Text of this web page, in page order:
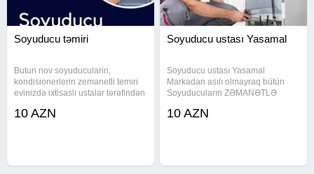
Soyuducu təmiri
Butun nov soyuducularin,
kondisionerlerin zemanetli temiri
evinizdə ixtisaslı ustalar tərəfindən
təmir. BEYNI POZILAN
10 AZN
Soyuducu ustası Yasamal
Soyuducu ustası Yasamal
Markadan asılı olmayraq bütün
Soyuducuların ZƏMANƏTLƏ
,vintelyator və başqa detalların də
10 AZN